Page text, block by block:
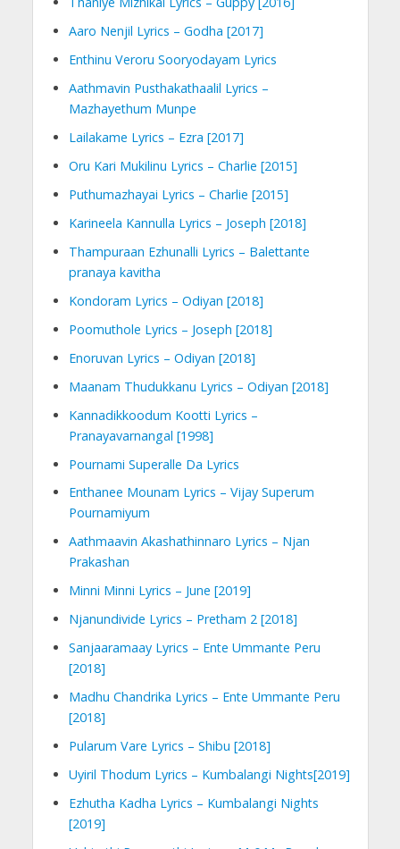
Aaro Nenjil Lyrics – Godha [2017]
Enthinu Veroru Sooryodayam Lyrics
Aathmavin Pusthakathaalil Lyrics –
Mazhayethum Munpe
Lailakame Lyrics – Ezra [2017]
Oru Kari Mukilinu Lyrics – Charlie [2015]
Puthumazhayai Lyrics – Charlie [2015]
Karineela Kannulla Lyrics – Joseph [2018]
Thampuraan Ezhunalli Lyrics – Balettante
pranaya kavitha
Kondoram Lyrics – Odiyan [2018]
Poomuthole Lyrics – Joseph [2018]
Enoruvan Lyrics – Odiyan [2018]
Maanam Thudukkanu Lyrics – Odiyan [2018]
Kannadikkoodum Kootti Lyrics –
Pranayavarnangal [1998]
Pournami Superalle Da Lyrics
Enthanee Mounam Lyrics – Vijay Superum
Pournamiyum
Aathmaavin Akashathinnaro Lyrics – Njan
Prakashan
Minni Minni Lyrics – June [2019]
Njanundivide Lyrics – Pretham 2 [2018]
Sanjaaramaay Lyrics – Ente Ummante Peru
[2018]
Madhu Chandrika Lyrics – Ente Ummante Peru
[2018]
Pularum Vare Lyrics – Shibu [2018]
Uyiril Thodum Lyrics – Kumbalangi Nights[2019]
Ezhutha Kadha Lyrics – Kumbalangi Nights
[2019]